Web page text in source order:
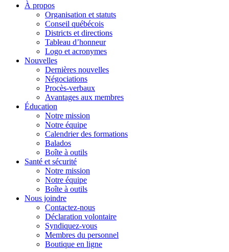
À propos
Organisation et statuts
Conseil québécois
Districts et directions
Tableau d’honneur
Logo et acronymes
Nouvelles
Dernières nouvelles
Négociations
Procès-verbaux
Avantages aux membres
Éducation
Notre mission
Notre équipe
Calendrier des formations
Balados
Boîte à outils
Santé et sécurité
Notre mission
Notre équipe
Boîte à outils
Nous joindre
Contactez-nous
Déclaration volontaire
Syndiquez-vous
Membres du personnel
Boutique en ligne